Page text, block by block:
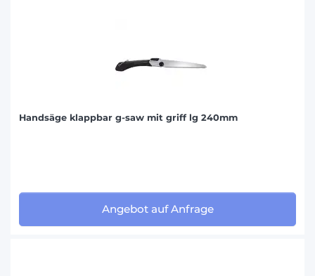
Handsäge klappbar g-saw mit griff lg 240mm
Angebot auf Anfrage